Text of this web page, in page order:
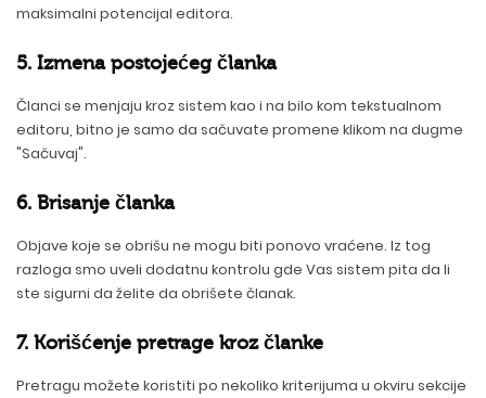
maksimalni potencijal editora.
5. Izmena postojećeg članka
Članci se menjaju kroz sistem kao i na bilo kom tekstualnom
editoru, bitno je samo da sačuvate promene klikom na dugme
"Sačuvaj".
6. Brisanje članka
Objave koje se obrišu ne mogu biti ponovo vraćene. Iz tog
razloga smo uveli dodatnu kontrolu gde Vas sistem pita da li
ste sigurni da želite da obrišete članak.
7. Korišćenje pretrage kroz članke
Pretragu možete koristiti po nekoliko kriterijuma u okviru sekcije